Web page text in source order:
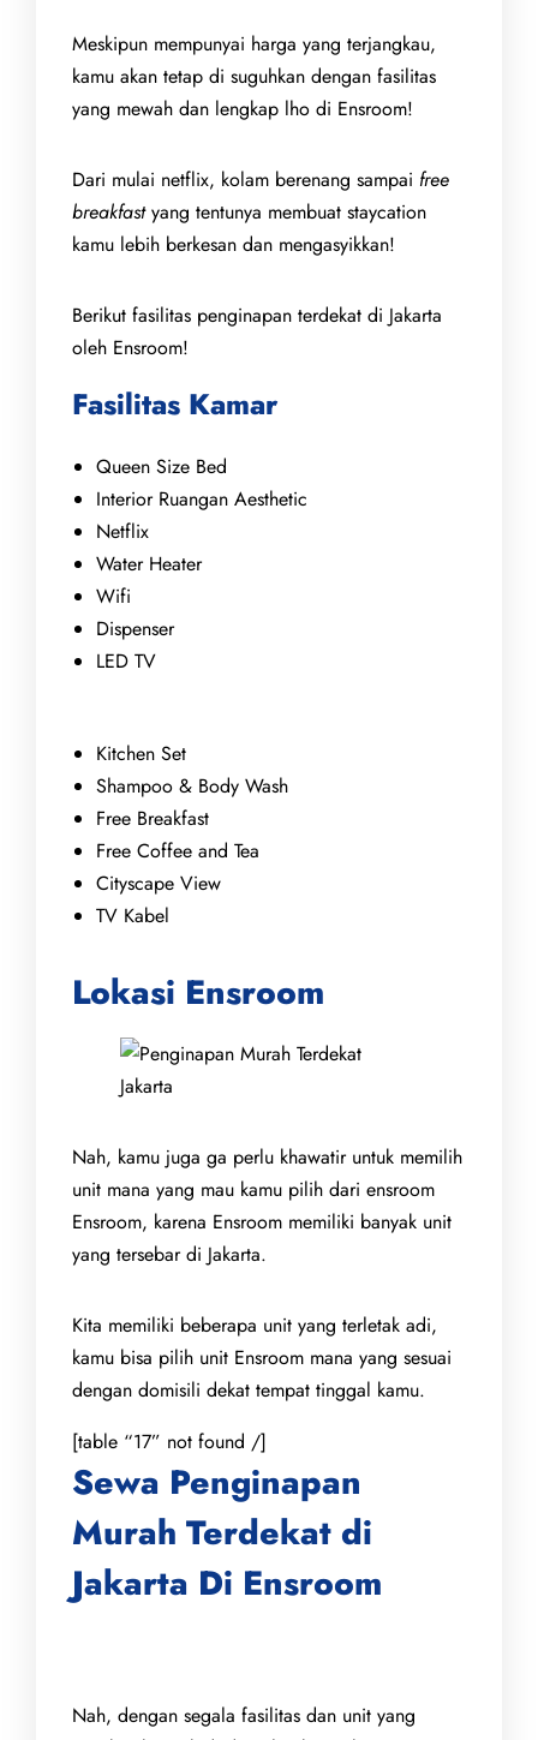
Meskipun mempunyai harga yang terjangkau,
kamu akan tetap di suguhkan dengan fasilitas
yang mewah dan lengkap lho di Ensroom!
Dari mulai netflix, kolam berenang sampai free
breakfastyang tentunya membuat staycation
kamu lebih berkesan dan mengasyikkan!
Berikut fasilitas penginapan terdekat di Jakarta
oleh Ensroom!
Fasilitas Kamar
Queen Size Bed
Interior Ruangan Aesthetic
Netflix
Water Heater
Wifi
Dispenser
LED TV
Kitchen Set
Shampoo & Body Wash
Free Breakfast
Free Coffee and Tea
Cityscape View
TV Kabel
Lokasi Ensroom
Nah, kamu juga ga perlu khawatir untuk memilih
unit mana yang mau kamu pilih dari ensroom
Ensroom, karena Ensroom memiliki banyak unit
yang tersebar di Jakarta.
Kita memiliki beberapa unit yang terletak adi,
kamu bisa pilih unit Ensroom mana yang sesuai
dengan domisili dekat tempat tinggal kamu.
[table “17” not found /]
Sewa Penginapan
Murah Terdekat di
Jakarta Di Ensroom
Nah, dengan segala fasilitas dan unit yang